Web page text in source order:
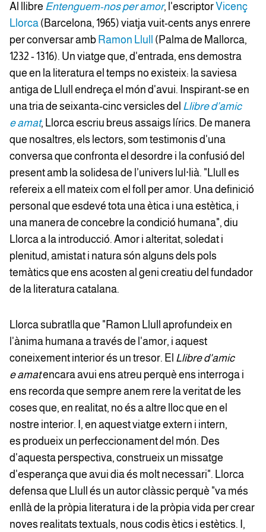
Al llibre Entenguem-nos per amor, l'escriptorVicenç
Llorca (Barcelona, 1965) viatja vuit-cents anys enrere
per conversar amb Ramon Llull
(Palma de Mallorca,
1232 - 1316). Un viatge que, d'entrada, ens demostra
que en la literatura el temps no existeix: la saviesa
antiga de Llull endreça el món d'avui. Inspirant-se en
una tria de seixanta-cinc versicles del Llibre d’amic
eamat, Llorca escriu breus assaigs lírics. De manera
que nosaltres, els lectors, som testimonis d'una
conversa que confronta el desordre i la confusió del
present amb la solidesa de l’univers lul·lià. "Llull es
refereix a ell mateix com el foll per amor. Una definició
personal que esdevé tota una ètica i una estètica, i
una manera de concebre la condició humana", diu
Llorca a la introducció. Amor i alteritat, soledat i
plenitud, amistat i natura són alguns dels pols
temàtics que ens acosten al geni creatiu del fundador
de la literatura catalana.
Llorca subratlla que "Ramon Llull aprofundeix en
l'ànima humana a través de l'amor, i aquest
coneixement interior és un tresor. El Llibre d'amic
e amatencara avui ens atreu perquè ens interroga i
ens recorda que sempre anem rere la veritat de les
coses que, en realitat, no és a altre lloc que en el
nostre interior. I, en aquest viatge extern i intern,
es produeix un perfeccionament del món. Des
d'aquesta perspectiva, construeix un missatge
d'esperança que avui dia és molt necessari". Llorca
defensa que Llull és un autor clàssic perquè "va més
enllà de la pròpia literatura i de la pròpia vida per crear
noves realitats textuals, nous codis ètics i estètics. I,